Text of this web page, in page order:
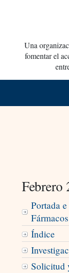
Una
fomentar el
Febrero
Portada
Fármacos
Índice
Solicitud